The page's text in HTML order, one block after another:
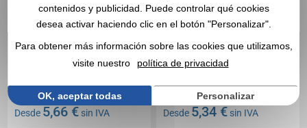
Desde 5,66 € sin IVA Desde 5,34 € sin IVA
contenidos y publicidad. Puede controlar qué cookies
desea activar haciendo clic en el botón "Personalizar".
Para obtener más información sobre las cookies que utilizamos,
visite nuestro
política de privacidad
OK, aceptar todas Personalizar